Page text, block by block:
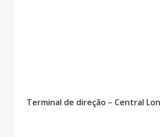
Terminal de direção – Central